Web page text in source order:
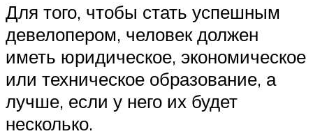
Для того, чтобы стать успешным
девелопером, человек должен
иметь юридическое, экономическое
или техническое образование, а
лучше, если у него их будет
несколько.